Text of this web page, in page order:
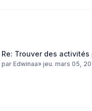
Re: Trouver des
par Edwinaa» jeu. mars 05,